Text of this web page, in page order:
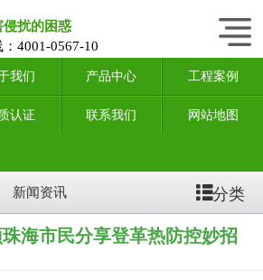
扰的困惑
：4001-0567-10
我们 产品中心 工程案例
认证 联系我们 网站地图
新闻资讯 分类
海市民分享登革热防控妙招